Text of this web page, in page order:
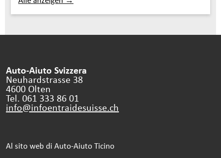
Auto-Aiuto Svizzera
Neuhardstrasse 38
4600 Olten
Tel. 061 333 86 01
info@infoentraidesuisse.ch
Al sito web di Auto-Aiuto Ticino